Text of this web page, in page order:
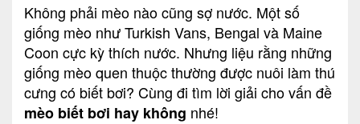
Không phải mèo nào cũng sợ nước. Một số
giống mèo như Turkish Vans, Bengal và Maine
Coon cực kỳ thích nước. Nhưng liệu rằng những
giống mèo quen thuộc thường được nuôi làm thú
cưng có biết bơi? Cùng đi tìm lời giải cho vấn đề
mèo biết bơi hay không nhé!